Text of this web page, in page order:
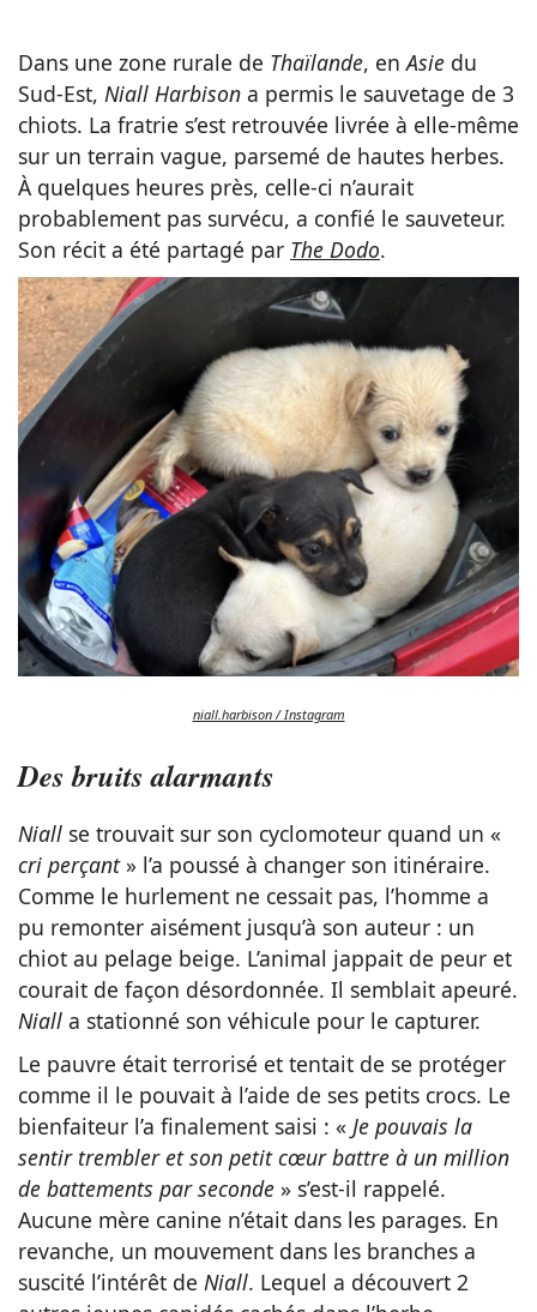
Dans une zone rurale de Thaïlande, enAsie du
Sud-Est, Niall Harbison a permis le sauvetage de 3
chiots. La fratrie s’est retrouvée livrée à elle-même
sur un terrain vague, parsemé de hautes herbes.
À quelques heures près, celle-ci n’aurait
probablement pas survécu, a confié le sauveteur.
Son récit a été partagé par The Dodo.
niall.harbison / Instagram
Des bruits alarmants
Niall se trouvait sur son cyclomoteur quand un «
cri perçant» l’a poussé à changer son itinéraire.
Comme le hurlement ne cessait pas, l’homme a
pu remonter aisément jusqu’à son auteur : un
chiot au pelage beige. L’animal jappait de peur et
courait de façon désordonnée. Il semblait apeuré.
Niall a stationné son véhicule pour le capturer.
Le pauvre était terrorisé et tentait de se protéger
comme il le pouvait à l’aide de ses petits crocs. Le
bienfaiteur l’a finalement saisi : « Je pouvais la
sentir trembler et son petit cœur battre à un million
de battements par seconde » s’est-il rappelé.
Aucune mère canine n’était dans les parages. En
revanche, un mouvement dans les branches a
suscité l’intérêt de Niall. Lequel a découvert 2